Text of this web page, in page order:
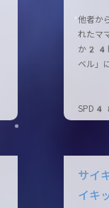
他者か
れたマ
か24
ベル」
サイ
イキ